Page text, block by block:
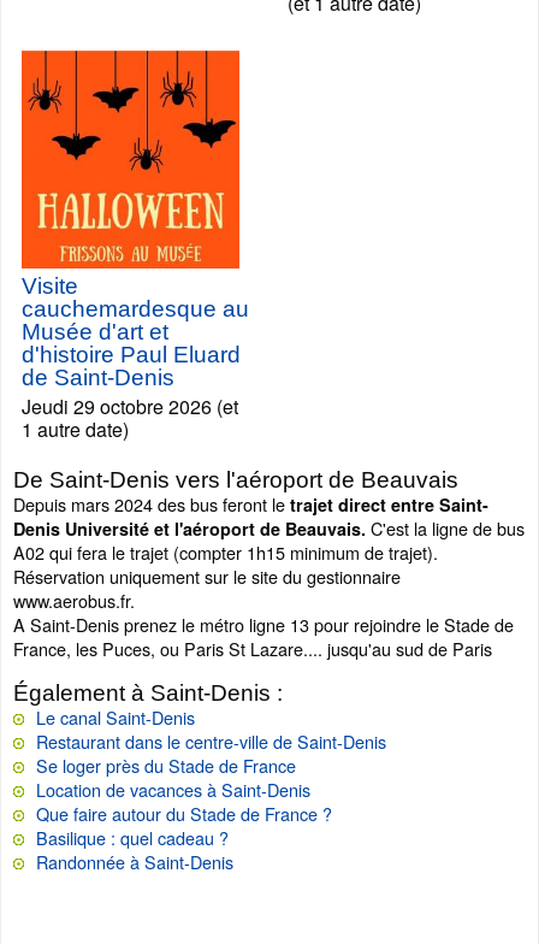
Visite
cauchemardesque au
Musée d'art et
d'histoire Paul Eluard
de Saint-Denis
Jeudi 29 octobre 2026 (et
1 autre date)
De Saint-Denis vers l'aéroport de Beauvais
Depuis mars 2024 des bus feront le trajet direct entre Saint-
Denis Université et l'aéroport de Beauvais. C'est la ligne de bus
A02 qui fera le trajet (compter 1h15 minimum de trajet).
Réservation uniquement sur le site du gestionnaire
www.aerobus.fr.
A Saint-Denis prenez le métro ligne 13 pour rejoindre le Stade de
France, les Puces, ou Paris St Lazare.... jusqu'au sud de Paris
Également à Saint-Denis :
Le canal Saint-Denis
Restaurant dans le centre-ville de Saint-Denis
Se loger près du Stade de France
Location de vacances à Saint-Denis
Que faire autour du Stade de France ?
Basilique : quel cadeau ?
Randonnée à Saint-Denis